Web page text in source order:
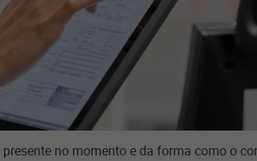
presente no momento e da forma como o